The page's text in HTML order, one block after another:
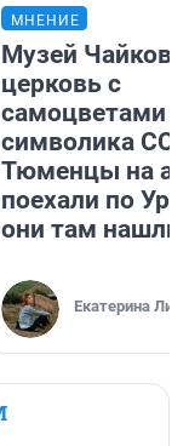
МНЕНИЕ
Музей
церковь с
самоцветами
символика
Тюменцы на
поехали по
они там нашли
Екатерина